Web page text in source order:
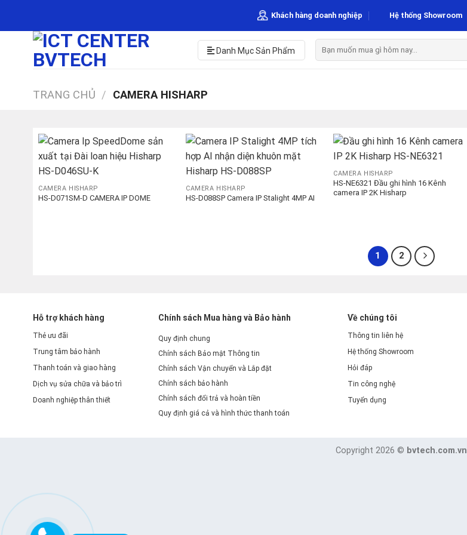
Khách hàng doanh nghiệp Hệ thống Showroom
Danh Mục Sản Phẩm
kiếm:
TRANG CHỦ / CAMERA HISHARP
CAMERA HISHARP
HS-D071SM-D CAMERA IP DOME
CAMERA HISHARP
HS-D088SP Camera IP Stalight 4MP AI
CAMERA HISHARP
HS-NE6321 Đầu ghi hình 16 Kênh
camera IP 2K Hisharp
1 2
Hỗ trợ khách hàng
Thẻ ưu đãi
Trung tâm bảo hành
Thanh toán và giao hàng
Dịch vụ sửa chữa và bảo trì
Doanh nghiệp thân thiết
Chính sách Mua hàng và Bảo hành
Quy định chung
Chính sách Bảo mật Thông tin
Chính sách Vận chuyển và Lắp đặt
Chính sách bảo hành
Chính sách đổi trả và hoàn tiền
Quy định giá cả và hình thức thanh toán
Về chúng tôi
Thông tin liên hệ
Hệ thống Showroom
Hỏi đáp
Tin công nghệ
Tuyển dụng
Copyright 2026 © bvtech.com.vn